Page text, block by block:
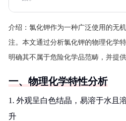
介绍： 氯化钾作为一种广泛使用的无
注。本文通过分析氯化钾的物理化学
明确其不属于危险化学品范畴，并提
一、物理化学特性分析
1. 外观呈白色结晶，易溶于水且
升